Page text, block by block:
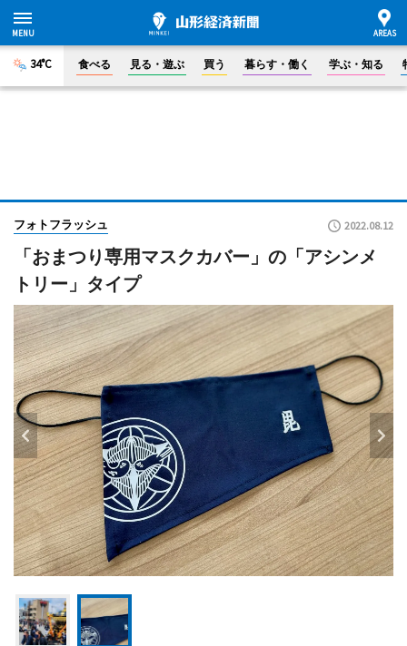
34°C 食べる 見る・遊ぶ 買う 暮らす・働く 学ぶ・知る
フォトフラッシュ 2022.08.12
「おまつり専用マスクカバー」の「アシンメ
トリー」タイプ